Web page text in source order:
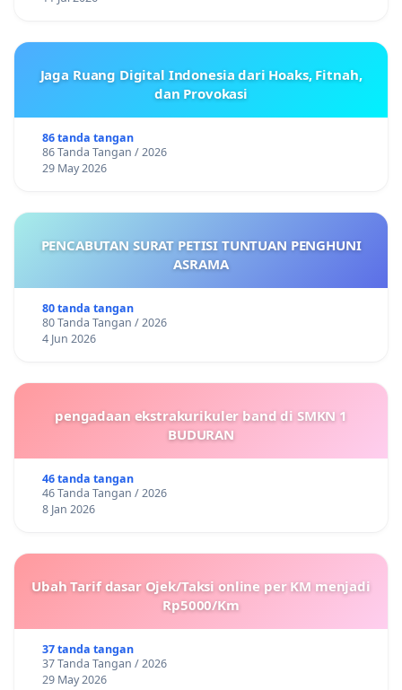
Jaga Ruang Digital Indonesia dari Hoaks, Fitnah,
dan Provokasi
86 tanda tangan
86 Tanda Tangan / 2026
29 May 2026
PENCABUTAN SURAT PETISI TUNTUAN PENGHUNI
ASRAMA
80 tanda tangan
80 Tanda Tangan / 2026
4 Jun 2026
pengadaan ekstrakurikuler band di SMKN 1
BUDURAN
46 tanda tangan
46 Tanda Tangan / 2026
8 Jan 2026
Ubah Tarif dasar Ojek/Taksi online per KM menjadi
Rp5000/Km
37 tanda tangan
37 Tanda Tangan / 2026
29 May 2026